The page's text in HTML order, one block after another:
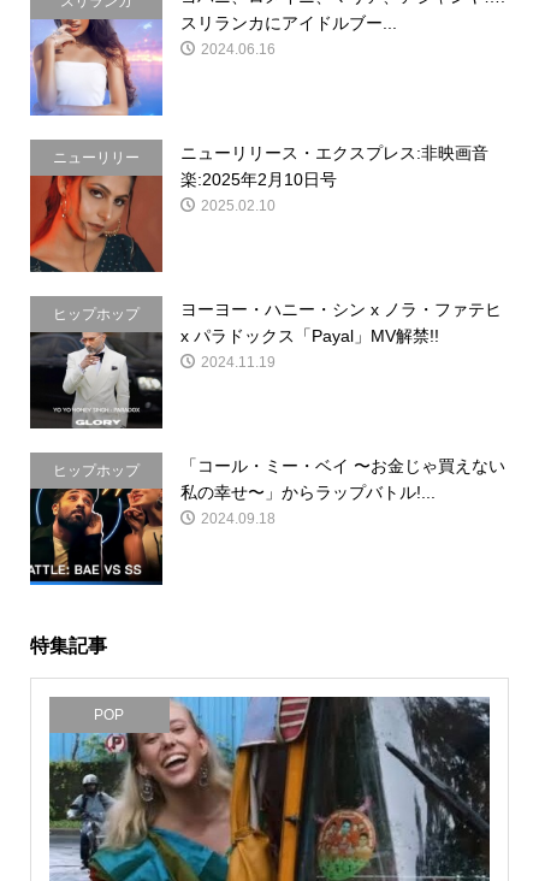
スリランカにアイドルブー...
2024.06.16
ニューリリー
ス・エクスプレ
ス
ニューリリース・エクスプレス:非映画音
楽:2025年2月10日号
2025.02.10
ヒップホップ
ヨーヨー・ハニー・シン x ノラ・ファテヒ
x パラドックス「Payal」MV解禁!!
2024.11.19
ヒップホップ
「コール・ミー・ベイ 〜お金じゃ買えない
私の幸せ〜」からラップバトル!...
2024.09.18
特集記事
POP